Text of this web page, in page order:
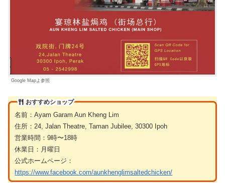
Google Mapよ参照
おすすめショップ
名前：Ayam Garam Aun Kheng Lim
住所：24, Jalan Theatre, Taman Jubilee, 30300 Ipoh
営業時間：9時〜18時
休業日：月曜日
公式ホームページ：
https://www.facebook.com/aunkhenglimsaltedchicken/